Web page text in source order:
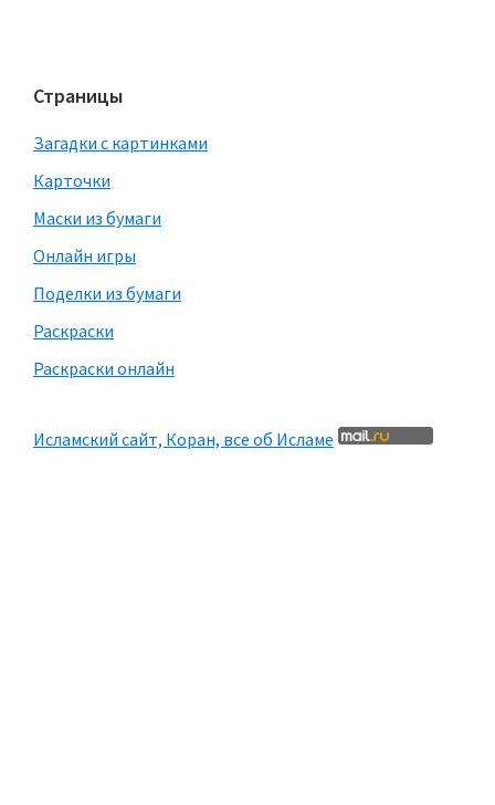
Страницы
Загадки с картинками
Карточки
Маски из бумаги
Онлайн игры
Поделки из бумаги
Раскраски
Раскраски онлайн
Исламский сайт, Коран, все об Исламе